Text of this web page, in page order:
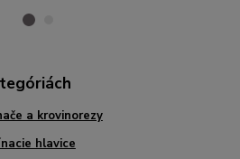
a krovinorezy
hlavice